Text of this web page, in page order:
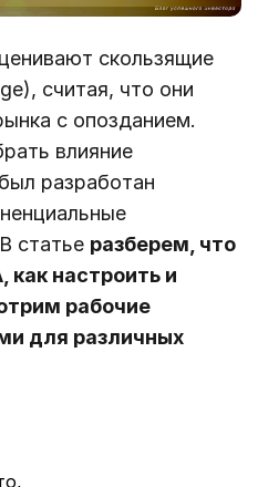
скользящие
считая, что они
с опозданием.
влияние
разработан
статье разберем, что
как настроить и
рабочие
для различных